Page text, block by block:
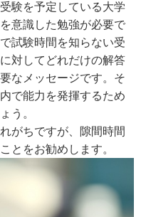
験を予定している大学
意識した勉強が必要で
試験時間を知らない受
対してどれだけの解答
なメッセージです。そ
で能力を発揮するため
う。
がちですが、隙間時間
とをお勧めします。